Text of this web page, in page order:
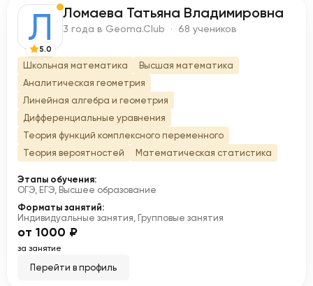
Л
5.0
Ломаева Татьяна Владимировна
3 года в Geoma.Club · 68 учеников
Школьная математика
Высшая математика
Аналитическая геометрия
Линейная алгебра и геометрия
Дифференциальные уравнения
Теория функций комплексного переменного
Теория вероятностей
Математическая статистика
Этапы обучения:
ОГЭ, ЕГЭ, Высшее образование
Форматы занятий:
Индивидуальные занятия, Групповые занятия
от 1000 ₽
за занятие
Перейти в профиль